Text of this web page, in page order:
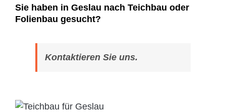
Sie haben in Geslau nach Teichbau oder
Folienbau gesucht?
Kontaktieren Sie uns.